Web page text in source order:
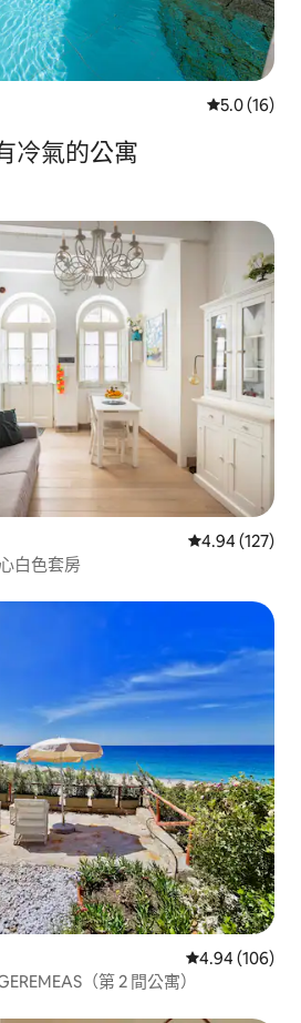
從 16 則評
5.0 (16)
冷氣的公寓
從 127 則評價
4.94 (127)
白色套房
從 106 則評價
4.94 (106)
（第 2 間公寓）